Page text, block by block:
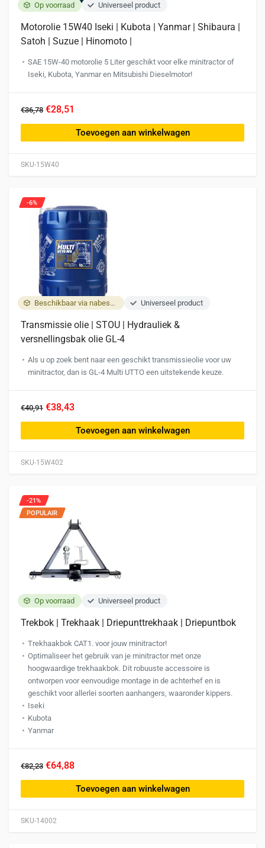
Op voorraad Universeel product
SKU-15W40
Motorolie 15W40 Iseki | Kubota | Yanmar | Shibaura |
Satoh | Suzue | Hinomoto |
SAE 15W-40 motorolie 5 Liter geschikt voor elke minitractor of
Iseki, Kubota, Yanmar en Mitsubishi Dieselmotor!
€36,78 €28,51
Toevoegen aan winkelwagen
Beschikbaar via nabestelling Universeel product
SKU-15W402
-6%
Transmissie olie | STOU | Hydrauliek &
versnellingsbak olie GL-4
Als u op zoek bent naar een geschikt transmissieolie voor uw
minitractor, dan is GL-4 Multi UTTO een uitstekende keuze.
€40,91 €38,43
Toevoegen aan winkelwagen
Op voorraad Universeel product
SKU-14002
-21%
POPULAIR
Trekbok | Trekhaak | Driepunttrekhaak | Driepuntbok
Trekhaakbok CAT1. voor jouw minitractor!
Optimaliseer het gebruik van je minitractor met onze
hoogwaardige trekhaakbok. Dit robuuste accessoire is
ontworpen voor eenvoudige montage in de achterhef en is
geschikt voor allerlei soorten aanhangers, waaronder kippers.
Iseki
Kubota
Yanmar
€82,23 €64,88
Toevoegen aan winkelwagen